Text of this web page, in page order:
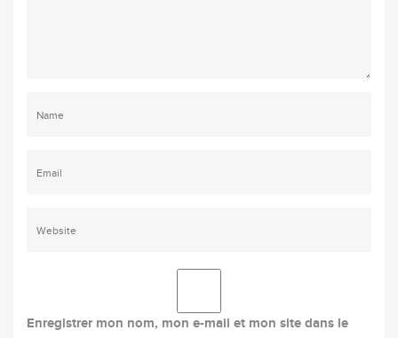
Enregistrer mon nom, mon e-mail et mon site dans le